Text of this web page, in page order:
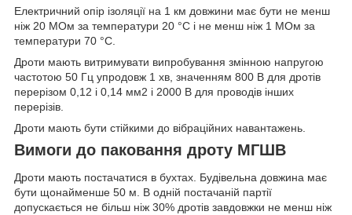
Електричний опір ізоляції на 1 км довжини має бути не менш
ніж 20 МОм за температури 20 °C і не менш ніж 1 МОм за
температури 70 °C.
Дроти мають витримувати випробування змінною напругою
частотою 50 Гц упродовж 1 хв, значенням 800 В для дротів
перерізом 0,12 і 0,14 мм2 і 2000 В для проводів інших
перерізів.
Дроти мають бути стійкими до вібраційних навантажень.
Вимоги до паковання дроту МГШВ
Дроти мають постачатися в бухтах. Будівельна довжина має
бути щонайменше 50 м. В одній постачаній партії
допускається не більш ніж 30% дротів завдовжки не менш ніж